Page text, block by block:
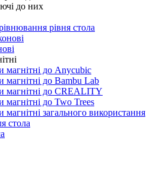
до них
рівня стола
магнітні до Anycubic
до Bambu Lab
магнітні до CREALITY
до Two Trees
загального використання
стола